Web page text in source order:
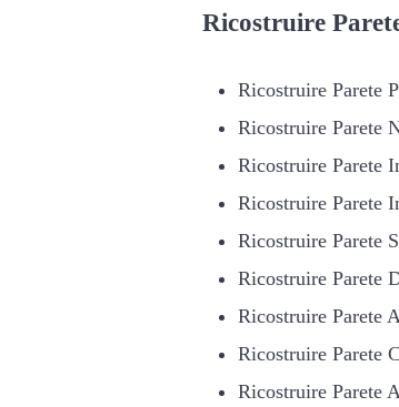
Ricostruire
Ricostruire Parete
Ricostruire Parete
Ricostruire Parete
Ricostruire Parete
Ricostruire Parete
Ricostruire Parete
Ricostruire Parete
Ricostruire Parete
Ricostruire Parete